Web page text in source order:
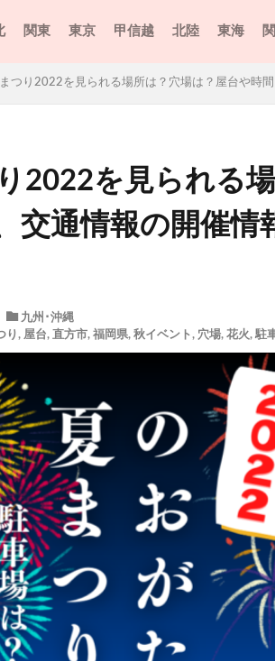
関東 東京 甲信越 北陸 東海
つり2022を見られる場所は？穴場は？屋台や時
2022を見られる
交通情報の開催情
九州･沖縄
り, 屋台, 直方市, 福岡県, 秋イベント, 穴場, 花火, 駐